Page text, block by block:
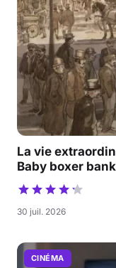
La vie
Baby boxer
30 juil. 2026
CINÉMA